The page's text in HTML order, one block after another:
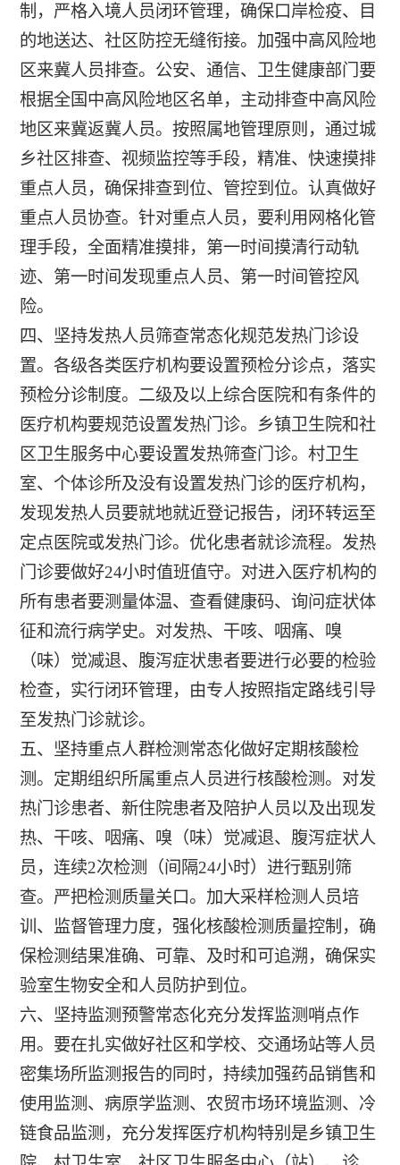
制，严格入境人员闭环管理，确保口岸检疫、目
的地送达、社区防控无缝衔接。加强中高风险地
区来冀人员排查。公安、通信、卫生健康部门要
根据全国中高风险地区名单，主动排查中高风险
地区来冀返冀人员。按照属地管理原则，通过城
乡社区排查、视频监控等手段，精准、快速摸排
重点人员，确保排查到位、管控到位。认真做好
重点人员协查。针对重点人员，要利用网格化管
理手段，全面精准摸排，第一时间摸清行动轨
迹、第一时间发现重点人员、第一时间管控风
险。
四、坚持发热人员筛查常态化规范发热门诊设
置。各级各类医疗机构要设置预检分诊点，落实
预检分诊制度。二级及以上综合医院和有条件的
医疗机构要规范设置发热门诊。乡镇卫生院和社
区卫生服务中心要设置发热筛查门诊。村卫生
室、个体诊所及没有设置发热门诊的医疗机构，
发现发热人员要就地就近登记报告，闭环转运至
定点医院或发热门诊。优化患者就诊流程。发热
门诊要做好24小时值班值守。对进入医疗机构的
所有患者要测量体温、查看健康码、询问症状体
征和流行病学史。对发热、干咳、咽痛、嗅
（味）觉减退、腹泻症状患者要进行必要的检验
检查，实行闭环管理，由专人按照指定路线引导
至发热门诊就诊。
五、坚持重点人群检测常态化做好定期核酸检
测。定期组织所属重点人员进行核酸检测。对发
热门诊患者、新住院患者及陪护人员以及出现发
热、干咳、咽痛、嗅（味）觉减退、腹泻症状人
员，连续2次检测（间隔24小时）进行甄别筛
查。严把检测质量关口。加大采样检测人员培
训、监督管理力度，强化核酸检测质量控制，确
保检测结果准确、可靠、及时和可追溯，确保实
验室生物安全和人员防护到位。
六、坚持监测预警常态化充分发挥监测哨点作
用。要在扎实做好社区和学校、交通场站等人员
密集场所监测报告的同时，持续加强药品销售和
使用监测、病原学监测、农贸市场环境监测、冷
链食品监测，充分发挥医疗机构特别是乡镇卫生